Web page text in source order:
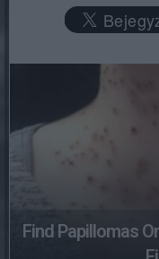
Find Papillomas